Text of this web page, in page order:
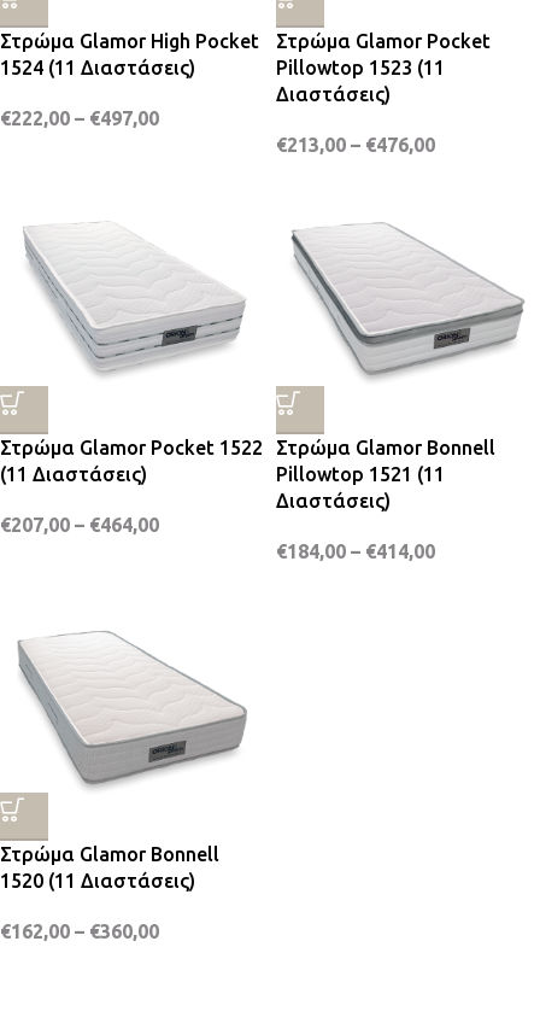
Στρώμα Glamor High Pocket
1524 (11 Διαστάσεις)
€222,00 – €497,00
Στρώμα Glamor Pocket
Pillowtop 1523 (11
Διαστάσεις)
€213,00 – €476,00
Στρώμα Glamor Pocket 1522
(11 Διαστάσεις)
€207,00 – €464,00
Στρώμα Glamor Bonnell
Pillowtop 1521 (11
Διαστάσεις)
€184,00 – €414,00
Στρώμα Glamor Bonnell
1520 (11 Διαστάσεις)
€162,00 – €360,00